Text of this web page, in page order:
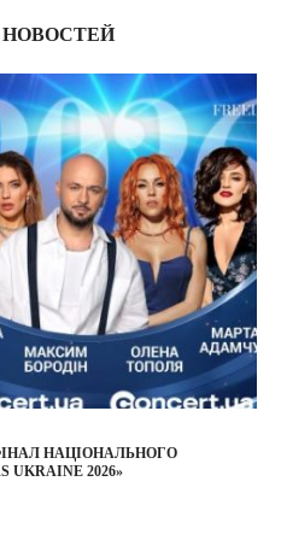
НАЦІОНАЛЬНОГО
2026»